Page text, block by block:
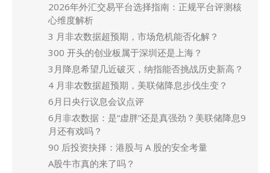
2026年外汇交易平台选择指南：正规平台评测核
心维度解析
3 月非农数据超预期，市场危机能否化解？
300 开头的创业板属于深圳还是上海？
3月降息希望几近破灭，纳指能否挑战历史新高？
4 月非农数据超预期，美联储降息步伐生变？
6月日央行议息会议点评
6月非农数据：是“虚胖”还是真强劲？美联储降息9
月还有戏吗？
90 后投资抉择：港股与 A 股的安全考量
A股牛市真的来了吗？